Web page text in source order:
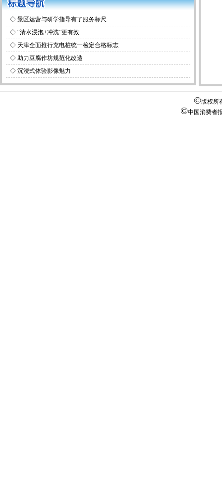
◇ 景区运营与研学指导有了服务标尺
◇ “清水浸泡+冲洗”更有效
◇ 天津全面推行充电桩统一检定合格标志
◇ 助力豆腐作坊规范化改造
◇ 沉浸式体验影像魅力
©版权所
©中国消费者